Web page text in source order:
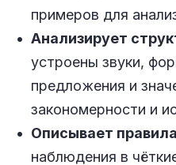
примеров для
Анализирует
устроены звуки,
предложения и
закономерности и
Описывает
наблюдения в